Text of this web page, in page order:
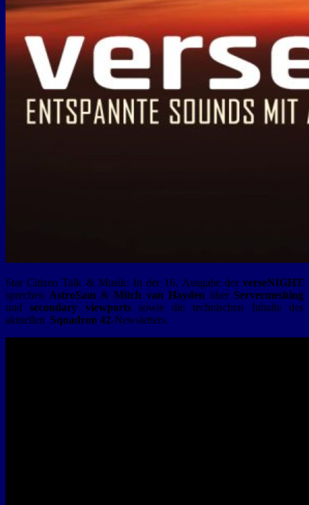
Star Citizen Talk & Musik: In der 16. Ausgabe der verseNIGHT
sprechen Astro­Sam & Mitch van Hayden über Servermeshing
undsecondary viewportssowie die technischen Inhalte des
aktuellen Squadron 42-Newsletters.